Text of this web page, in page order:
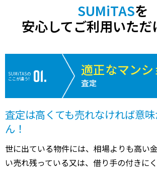
SUMiTASを
安心してご利用いただ
SUMiTASの
ここが違う!
適正なマン
査定
査定は高くても売れなければ意
ん！
世に出ている物件には、相場よりも高い
い売れ残っている又は、借り手の付きに